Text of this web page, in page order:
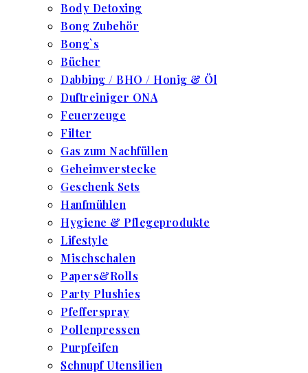
Body Detoxing
Bong Zubehör
Bong`s
Bücher
Dabbing / BHO / Honig & Öl
Duftreiniger ONA
Feuerzeuge
Filter
Gas zum Nachfüllen
Geheimverstecke
Geschenk Sets
Hanfmühlen
Hygiene & Pflegeprodukte
Lifestyle
Mischschalen
Papers&Rolls
Party Plushies
Pfefferspray
Pollenpressen
Purpfeifen
Schnupf Utensilien